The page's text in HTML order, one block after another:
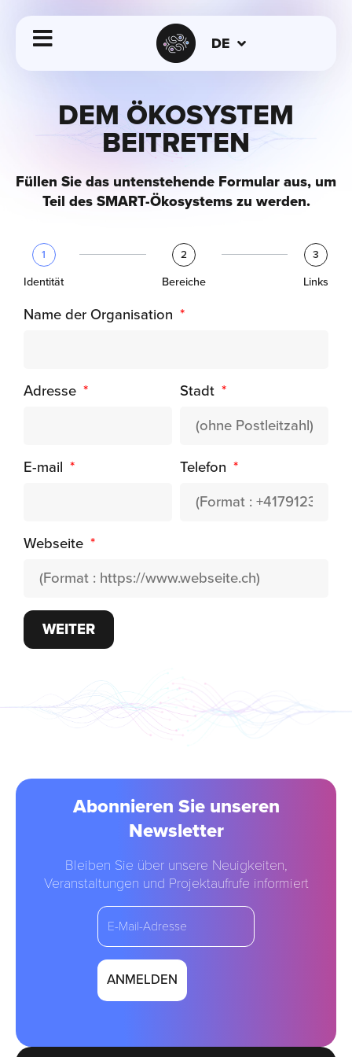
DE
DEM ÖKOSYSTEM
BEITRETEN
Füllen Sie das untenstehende Formular aus, um
Teil des SMART-Ökosystems zu werden.
1
Identität
2
Bereiche
3
Links
Name der Organisation
Adresse Stadt
E-mail Telefon
Webseite
WEITER
Abonnieren Sie unseren
Newsletter
Bleiben Sie über unsere Neuigkeiten,
Veranstaltungen und Projektaufrufe informiert
email